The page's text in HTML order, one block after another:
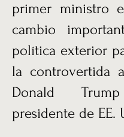
primer ministro
cambio
política exterior
la controvertida
Donald
presidente de EE.